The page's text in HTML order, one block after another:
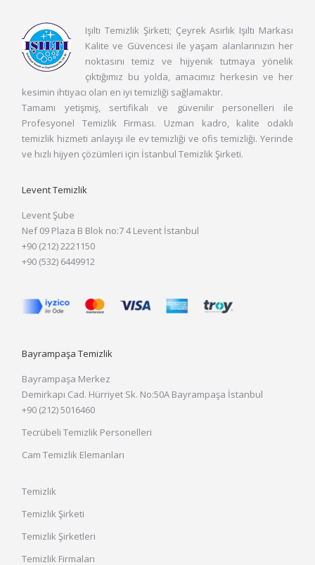
Işıltı Temizlik Şirketi; Çeyrek Asırlık Işıltı Markası
Kalite ve Güvencesi ile yaşam alanlarınızın her
noktasını temiz ve hijyenik tutmaya yönelik
çıktığımız bu yolda, amacımız herkesin ve her
kesimin ihtiyacı olan en iyi temizliği sağlamaktır.
Tamamı yetişmiş, sertifikalı ve güvenilir personelleri ile
Profesyonel Temizlik Firması. Uzman kadro, kalite odaklı
temizlik hizmeti anlayışı ile ev temizliği ve ofis temizliği. Yerinde
ve hızlı hijyen çözümleri için İstanbul Temizlik Şirketi.
Levent Temizlik
Levent Şube
Nef 09 Plaza B Blok no:7 4 Levent İstanbul
+90 (212) 2221150
+90 (532) 6449912
Bayrampaşa Temizlik
Bayrampaşa Merkez
Demirkapı Cad. Hürriyet Sk. No:50A Bayrampaşa İstanbul
+90 (212) 5016460
Tecrübeli Temizlik Personelleri
Cam Temizlik Elemanları
Temizlik
Temizlik Şirketi
Temizlik Şirketleri
Temizlik Firmaları